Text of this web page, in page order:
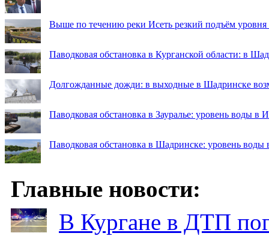
Выше по течению реки Исеть резкий подъём
Паводковая обстановка в Курганской области: в
Долгожданные дожди: в выходные в Шадринске
Паводковая обстановка в Зауралье: уровень воды в
Паводковая обстановка в Шадринске: уровень воды
Главные новости:
В Кургане в ДТП